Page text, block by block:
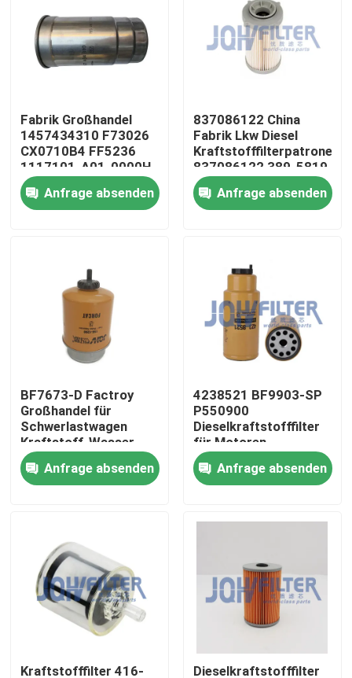
Videos
Werksbesichtigung
Qualitätskontrolle
Neuigkeiten
Bitte um ein Angebot
Bagger Air Filter
Fabrik Großhandel
1457434310 F73026
CX0710B4 FF5236
1117101-A01-0000H
Anfrage absenden
837086122 China
Fabrik Lkw Diesel
Kraftstofffilterpatrone
837086122 389-5819
PF46049 363-5819
Anfrage absenden
BF7673-D Factroy
Großhandel für
Schwerlastwagen
Kraftstoff-Wasser-
Trennseparator
RE50455 RE58367
156-1200 RE62418
Anfrage absenden
4238521 BF9903-SP
P550900
Dieselkraftstofffilter
für Motoren
Anfrage absenden
Kraftstofffilter 416- Dieselkraftstofffilter